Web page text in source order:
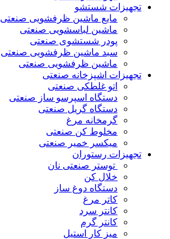
تجهیزات شستشو
مایع ماشین ظرفشویی صنعتی
ماشین لباسشویی صنعتی
پودر شستشوی صنعتی
سبد ماشین ظرفشویی صنعتی
ماشین ظرفشویی صنعتی
تجهیزات اشپزخانه صنعتی
اتو غلطکی صنعتی
دستگاه اسپرسو ساز صنعتی
دستگاه گریل صنعتی
گرمخانه مرغ
مخلوط کن صنعتی
میکسر خمیر صنعتی
تجهیزات رستوران
توستر صنعتی نان
خلال کن
دستگاه دوغ ساز
کاتر مرغ
کانتر سرد
کانتر گرم
میز کار استیل